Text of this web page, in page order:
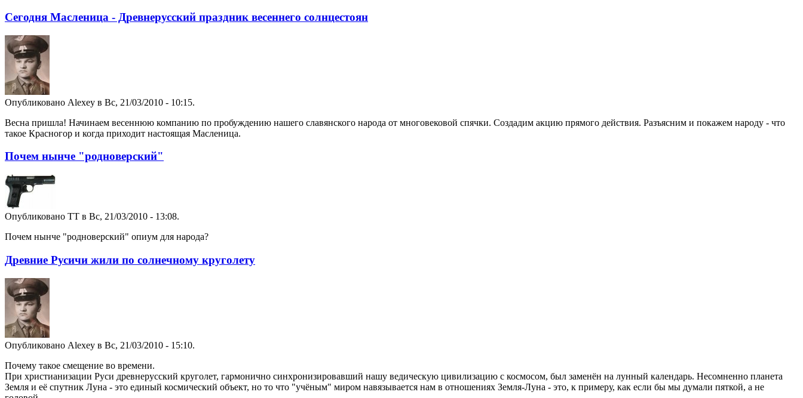
Сегодня Масленица - Древнерусский праздник весеннего солнцестоян
Опубликовано Alexey в Вс, 21/03/2010 - 10:15.
Весна пришла! Начинаем весеннюю компанию по пробуждению нашего славянского народа от многовековой спячки. Создадим акцию прямого действия. Разъясним и покажем народу - что
такое Красногор и когда приходит настоящая Масленица.
Почем нынче "родноверский"
Опубликовано TT в Вс, 21/03/2010 - 13:08.
Почем нынче "родноверский" опиум для народа?
Древние Русичи жили по солнечному круголету
Опубликовано Alexey в Вс, 21/03/2010 - 15:10.
Почему такое смещение во времени.
При христианизации Руси древнерусский круголет, гармонично синхронизировавший нашу ведическую цивилизацию с космосом, был заменён на лунный календарь. Несомненно планета
Земля и её спутник Луна - это единый космический объект, но то что "учёным" миром навязывается нам в отношениях Земля-Луна - это, к примеру, как если бы мы думали пяткой, а не